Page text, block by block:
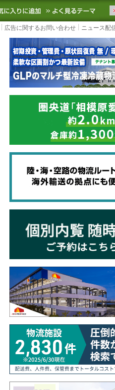
新の物流ニュースをお届け
お気に入りに追加 よ
広告に関するお問い合わせ ニュース配